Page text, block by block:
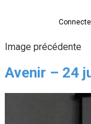
Image précédente
Avenir – 24